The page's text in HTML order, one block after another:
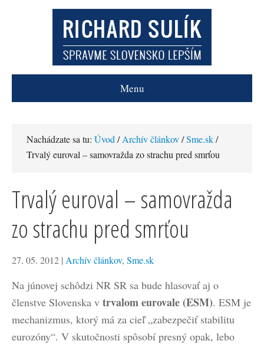
Menu
Nachádzate sa tu: Úvod /Archív článkov/Sme.sk/
Trvalý euroval – samovražda zo strachu pred smrťou
Trvalý euroval – samovražda
zo strachu pred smrťou
27. 05. 2012 | Archív článkov, Sme.sk
Na júnovej schôdzi NR SR sa bude hlasovať aj o
členstve Slovenska v trvalom eurovale (ESM). ESM je
mechanizmus, ktorý má za cieľ „zabezpečiť stabilitu
eurozóny“. V skutočnosti spôsobí presný opak, lebo